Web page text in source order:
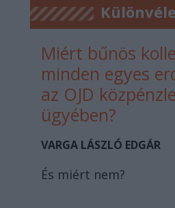
Miért bűnös
minden egyes
az OJD
ügyében?
VARGA LÁSZLÓ EDGÁR
És miért nem?